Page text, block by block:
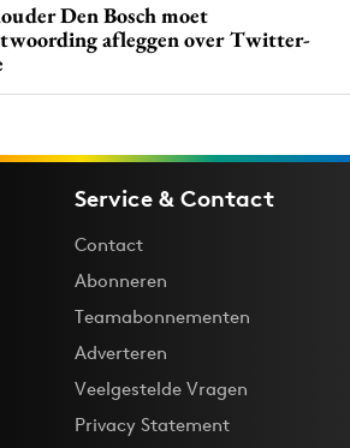
Den Bosch moet
afleggen over Twitter-
Service & Contact
Contact
Abonneren
Teamabonnementen
Adverteren
Veelgestelde Vragen
Privacy Statement